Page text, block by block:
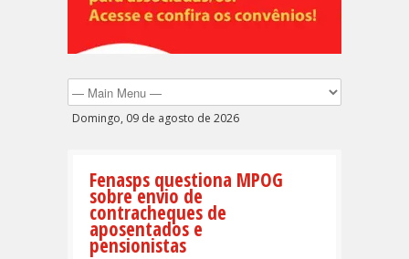
Domingo, 09 de agosto de 2026
Fenasps questiona MPOG
sobre envio de
contracheques de
aposentados e
pensionistas